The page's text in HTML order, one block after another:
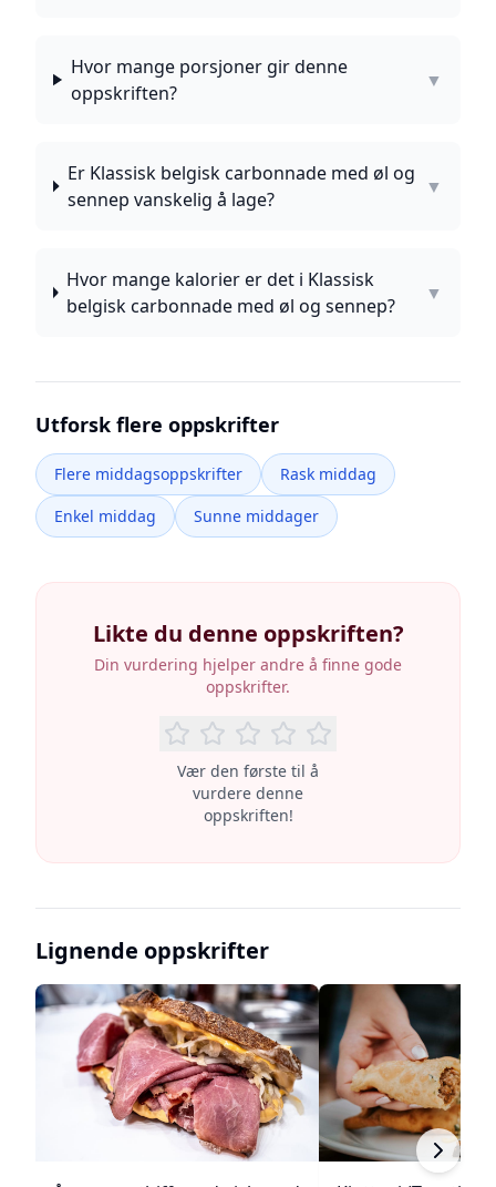
Hvor mange porsjoner gir denne
oppskriften?
▼
Er Klassisk belgisk carbonnade med øl og
sennep vanskelig å lage?
▼
Hvor mange kalorier er det i Klassisk
belgisk carbonnade med øl og sennep?
▼
Utforsk flere oppskrifter
Flere middagsoppskrifter
Rask middag
Enkel middag
Sunne middager
Likte du denne oppskriften?
Din vurdering hjelper andre å finne gode
oppskrifter.
Vær den første til å
vurdere denne
oppskriften!
Lignende oppskrifter